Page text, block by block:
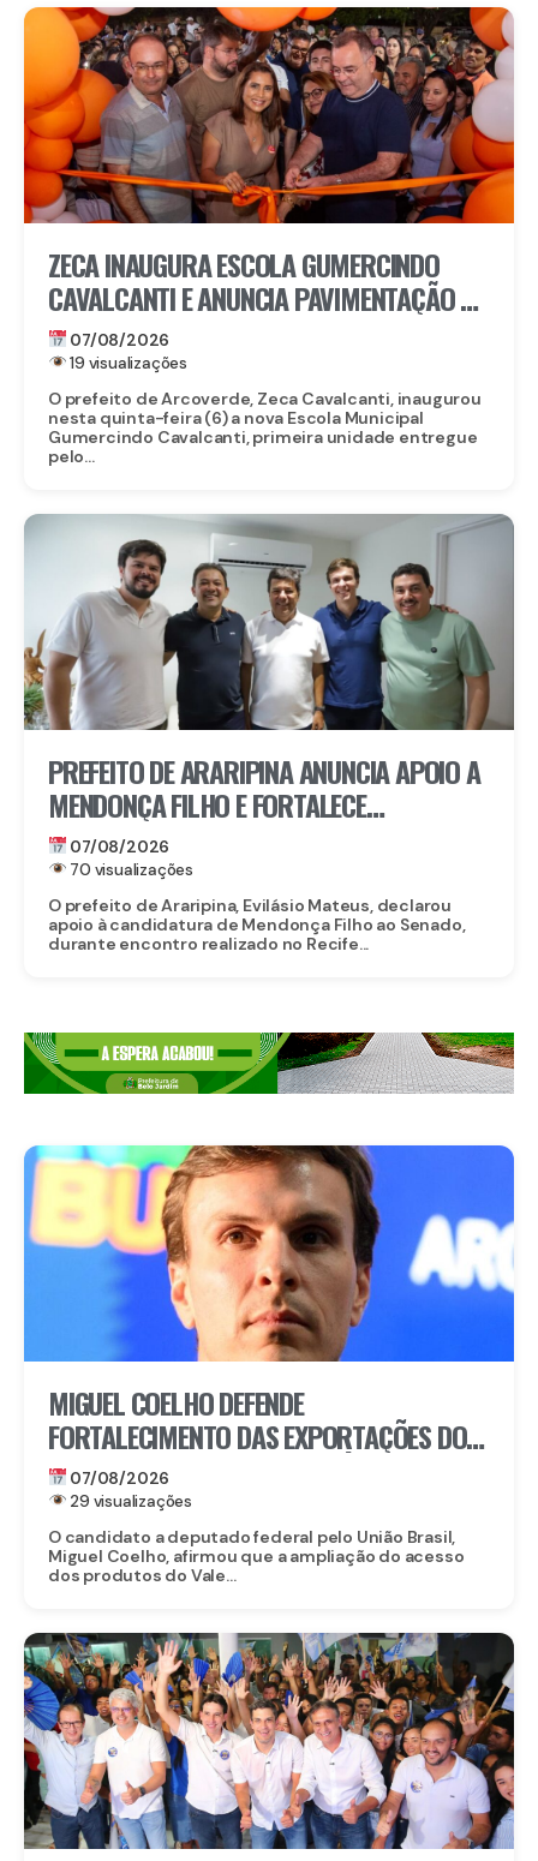
ZECA INAUGURA ESCOLA GUMERCINDO
CAVALCANTI E ANUNCIA PAVIMENTAÇÃO DE
QUASE 100 RUAS EM ARCOVERDE
07/08/2026
19 visualizações
O prefeito de Arcoverde, Zeca Cavalcanti, inaugurou
nesta quinta-feira (6) a nova Escola Municipal
Gumercindo Cavalcanti, primeira unidade entregue
pelo...
PREFEITO DE ARARIPINA ANUNCIA APOIO A
MENDONÇA FILHO E FORTALECE
CANDIDATURA NO SERTÃO
07/08/2026
70 visualizações
O prefeito de Araripina, Evilásio Mateus, declarou
apoio à candidatura de Mendonça Filho ao Senado,
durante encontro realizado no Recife...
MIGUEL COELHO DEFENDE
FORTALECIMENTO DAS EXPORTAÇÕES DO
VALE DO SÃO FRANCISCO APÓS ABERTURA
DO MERCADO CHINÊS
07/08/2026
29 visualizações
O candidato a deputado federal pelo União Brasil,
Miguel Coelho, afirmou que a ampliação do acesso
dos produtos do Vale...